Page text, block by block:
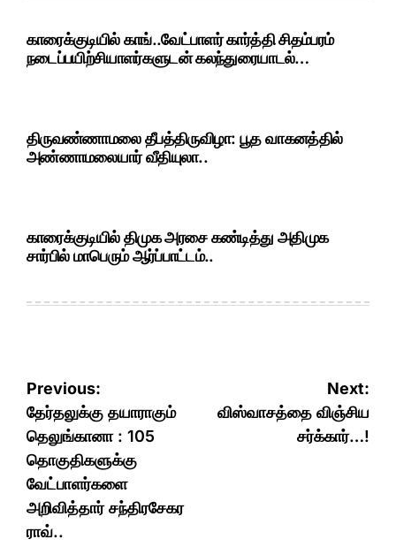
காரைக்குடியில் காங்..வேட்பாளர் கார்த்தி சிதம்பரம்
நடைப்பயிற்சியாளர்களுடன் கலந்துரையாடல்…
திருவண்ணாமலை தீபத்திருவிழா: பூத வாகனத்தில்
அண்ணாமலையார் வீதியுலா..
காரைக்குடியில் திமுக அரசை கண்டித்து அதிமுக
சார்பில் மாபெரும் ஆர்ப்பாட்டம்..
Post
navigation
Previous:
தேர்தலுக்கு தயாராகும்
தெலுங்கானா : 105
தொகுதிகளுக்கு
வேட்பாளர்களை
அறிவித்தார் சந்திரசேகர
ராவ்..
Next:
விஸ்வாசத்தை விஞ்சிய
சர்க்கார்…!